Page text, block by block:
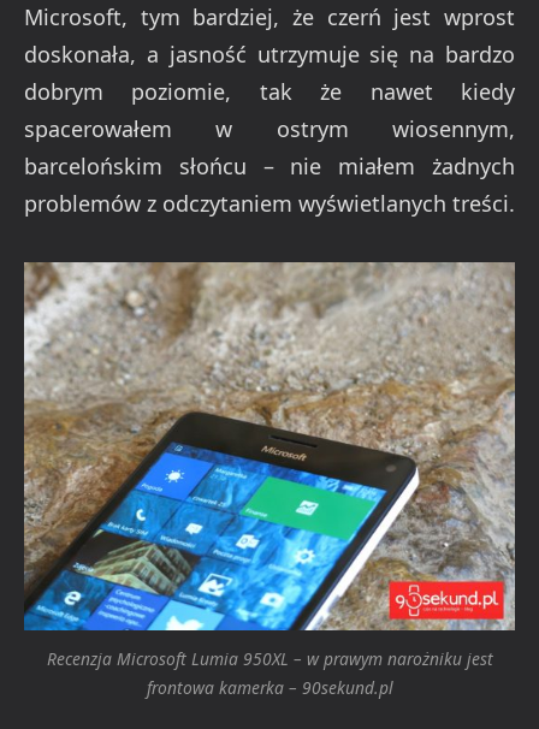
Microsoft, tym bardziej, że czerń jest wprost
doskonała, a jasność utrzymuje się na bardzo
dobrym poziomie, tak że nawet kiedy
spacerowałem w ostrym wiosennym,
barcelońskim słońcu – nie miałem żadnych
problemów z odczytaniem wyświetlanych treści.
Recenzja Microsoft Lumia 950XL – w prawym narożniku jest
frontowa kamerka – 90sekund.pl